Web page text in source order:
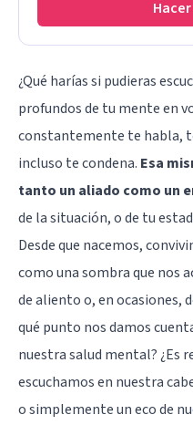
¿Qué harías si pudieras
profundos de tu mente en
constantemente te habla,
incluso te condena. Esa
tanto un aliado como un
de la situación, o de tu
Desde que nacemos,
como una sombra que nos
de aliento o, en ocasiones,
qué punto nos damos
nuestra salud mental? ¿Es
escuchamos en nuestra
o simplemente un eco de